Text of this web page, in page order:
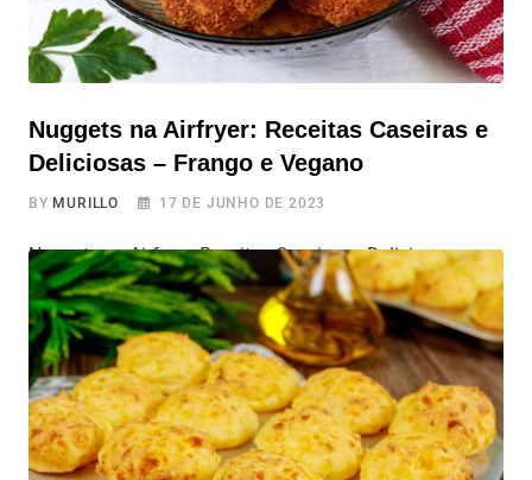
Nuggets na Airfryer: Receitas Caseiras e
Deliciosas – Frango e Vegano
BY MURILLO 17 DE JUNHO DE 2023
Nuggets na Airfryer: Receitas Caseiras e Deliciosas –
Frango e Vegano Quem resiste a uma porção de nuggets
caseiros e fresquinhos? A maioria das pessoas ama
esse snack que também serve acompanhamento para
refeições! Por isso que hoje, o Tudo Airfryer vai te
ensinar a preparar essa receita de nuggets de forma
saudável e fácil.